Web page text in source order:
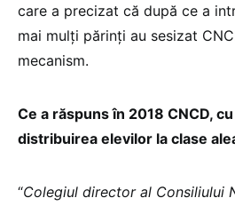
care a precizat că după ce a
mai mulți părinți au sesizat
mecanism.
Ce a răspuns în 2018 CNCD,
distribuirea elevilor la clase
“Colegiul director al Consiliului